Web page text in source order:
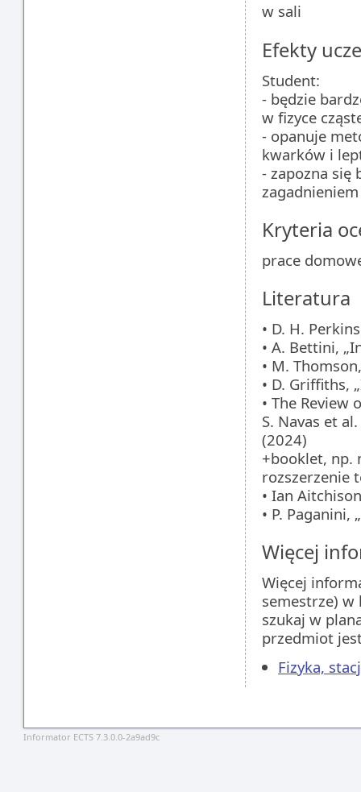
w sali
Efekty
Student:
- będzie
w fizyce
- opanuje
kwarków i
- zapozna się
Kryteria
prace
Literatura
• D. H.
• A. Bettini,
• M.
• D. Griffiths,
• The Review
S. Navas et
(2024)
+booklet, np.
rozszerzenie
• Ian
• P. Paganini,
Więcej
Więcej
semestrze)
szukaj w
przedmiot
Fizyka,
Informator ECTS 7.3.0.0-2a9ad9c